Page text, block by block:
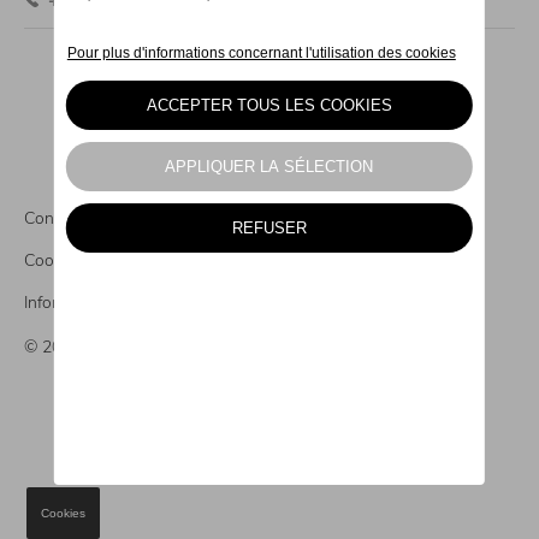
© 2026 Autogroupe
Conditions légales
Cookies
Informations CO2
Cookies